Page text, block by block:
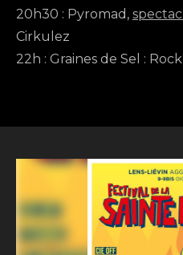
20h30 : Pyromad,
Cirkulez
22h : Graines de Sel :